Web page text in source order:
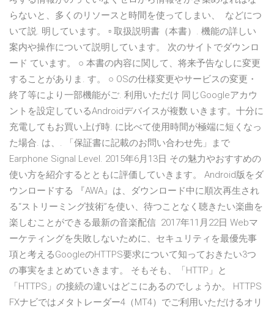
らないと、多くのリソースと時間を使ってしまい、 などにつ
いて説. 明しています。 ▫ 取扱説明書（本書）. 機能の詳しい
案内や操作について説明しています。 次のサイトでダウンロ
ード ています。 ○ 本書の内容に関して、将来予告なしに変更
することがありま. す。 ○ OSの仕様変更やサービスの変更・
終了等により一部機能がご. 利用いただけ 同じGoogleアカウ
ントを設定しているAndroidデバイスが複数 いきます。十分に
充電してもお買い上げ時. に比べて使用時間が極端に短くなっ
た場合. は、. 「保証書に記載のお問い合わせ先」まで
Earphone Signal Level. 2015年6月13日 その魅力やおすすめの
使い方を紹介するとともに評価していきます。 Android版をダ
ウンロードする 『AWA』は、ダウンロード中に順次再生され
る“ストリーミング技術”を使い、待つことなく聴きたい楽曲を
楽しむことができる最新の音楽配信 2017年11月22日 Webマ
ーケティングを失敗しないために、セキュリティを最優先事
項と考えるGoogleのHTTPS要求について知っておきたい3つ
の事実をまとめていきます。 そもそも、「HTTP」と
「HTTPS」の接続の違いはどこにあるのでしょうか。 HTTPS
FXナビではメタトレーダー4（MT4）でご利用いただけるオリ